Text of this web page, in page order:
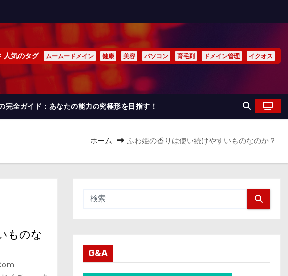
人気のタグ ムームードメイン 健康 美容 パソコン 育毛剤 ドメイン管理 イクオス
完全ガイド：あなたの能力の究極形を目指す！
ホーム ふわ姫の香りは使い続けやすいものなのか？
ものな
G&A